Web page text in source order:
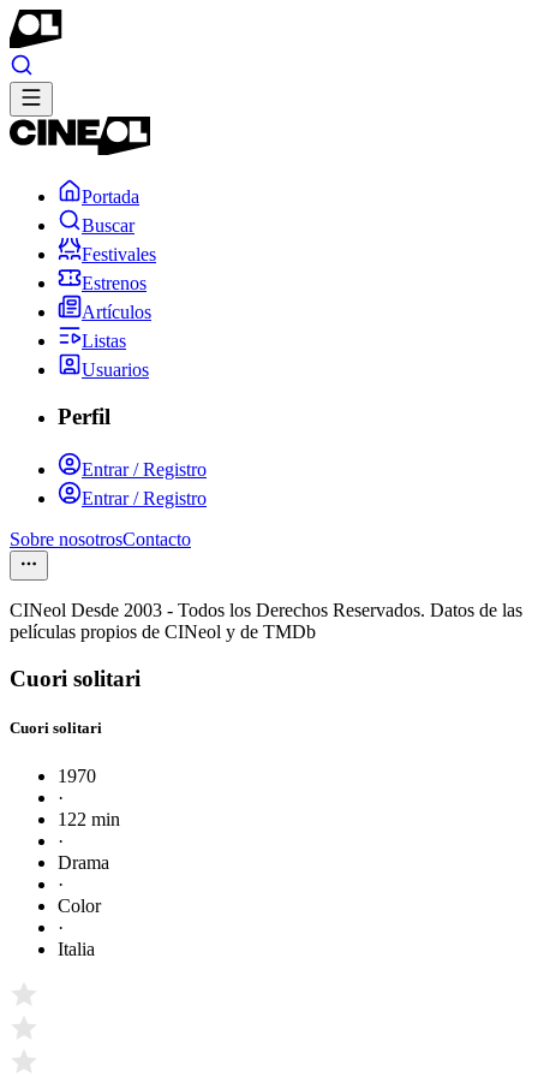
Portada
Buscar
Festivales
Estrenos
Artículos
Listas
Usuarios
Perfil
Entrar / Registro
Entrar / Registro
Sobre nosotrosContacto
CINeol Desde 2003 - Todos los Derechos Reservados. Datos de las
películas propios de CINeol y de TMDb
Cuori solitari
Cuori solitari
1970
·
122 min
·
Drama
·
Color
·
Italia